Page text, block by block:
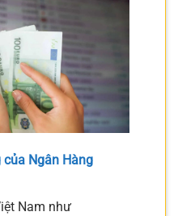
của Ngân Hàng
Nam như